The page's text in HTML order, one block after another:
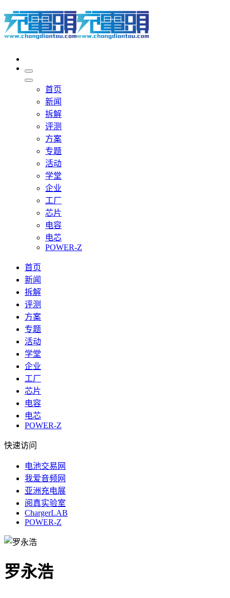
首页
新闻
拆解
评测
方案
专题
活动
学堂
企业
工厂
芯片
电容
电芯
POWER-Z
首页
新闻
拆解
评测
方案
专题
活动
学堂
企业
工厂
芯片
电容
电芯
POWER-Z
快速访问
电池交易网
我爱音频网
亚洲充电展
阅真实验室
ChargerLAB
POWER-Z
罗永浩